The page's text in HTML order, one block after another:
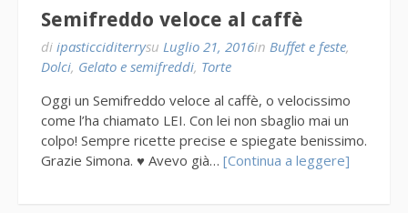
Semifreddo veloce al caffè
di ipasticciditerrysu Luglio 21, 2016in Buffet e feste,
Dolci, Gelato e semifreddi, Torte
Oggi un Semifreddo veloce al caffè, o velocissimo
come l’ha chiamato LEI. Con lei non sbaglio mai un
colpo! Sempre ricette precise e spiegate benissimo.
Grazie Simona. ♥ Avevo già… [Continua a leggere]